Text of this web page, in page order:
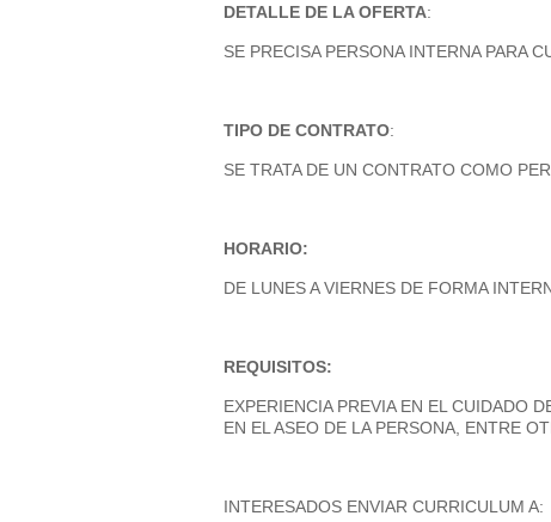
DETALLE DE LA OFERTA:
SE PRECISA PERSONA INTERNA PARA
TIPO DE CONTRATO:
SE TRATA DE UN CONTRATO COMO
HORARIO:
DE LUNES A VIERNES DE FORMA
REQUISITOS:
EXPERIENCIA PREVIA EN EL CUIDADO
EN EL ASEO DE LA PERSONA, ENTRE
INTERESADOS ENVIAR CURRICULUM A: